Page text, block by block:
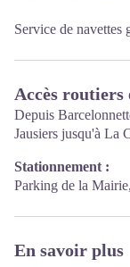
Service de navettes
Accès
Depuis
Jausiers jusqu'à La
Stationnement :
Parking de la
En savoir plus